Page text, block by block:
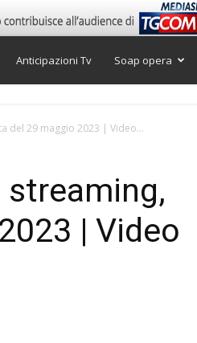
Anticipazioni Tv Soap opera
del 29 maggio 2023 | Video...
streaming,
| Video